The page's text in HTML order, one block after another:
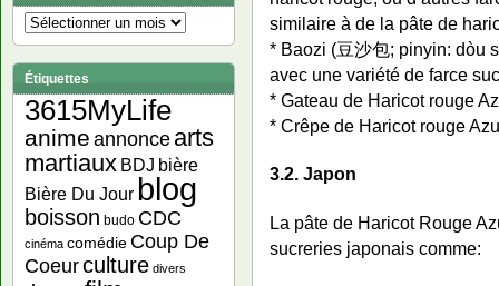
similaire à de la pâte de
* Baozi (豆沙包; pinyin: dòu
avec une variété de farce
* Gateau de Haricot rouge
* Crêpe de Haricot rouge
3.2. Japon
La pâte de Haricot Rouge
sucreries japonais comme:
Anciens
articles
Étiquettes
3615MyLife
anime annonce arts
martiaux BDJ bière
Bière Du Jour blog
boisson budo CDC
cinéma comédie Coup De
Coeurculture divers